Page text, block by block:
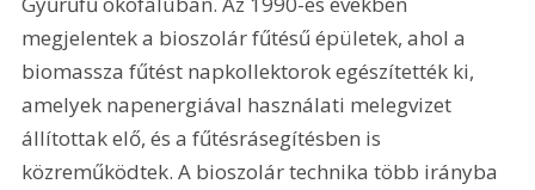
megjelentek a bioszolár fűtésű épületek, ahol a
biomassza fűtést napkollektorok egészítették ki,
amelyek napenergiával használati melegvizet
állítottak elő, és a fűtésrásegítésben is
közreműködtek. A bioszolár technika több irányba